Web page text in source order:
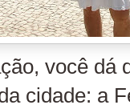
você dá
cidade: a